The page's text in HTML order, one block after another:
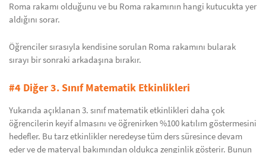
Roma rakamı olduğunu ve bu Roma rakamının hangi kutucukta yer
aldığını sorar.
Öğrenciler sırasıyla kendisine sorulan Roma rakamını bularak
sırayı bir sonraki arkadaşına bırakır.
#4 Diğer 3. Sınıf Matematik Etkinlikleri
Yukarıda açıklanan 3. sınıf matematik etkinlikleri daha çok
öğrencilerin keyif almasını ve öğrenirken %100 katılım göstermesini
hedefler. Bu tarz etkinlikler neredeyse tüm ders süresince devam
eder ve de materyal bakımından oldukça zenginlik gösterir. Bunun